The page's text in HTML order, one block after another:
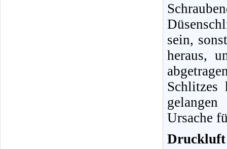
sein,
heraus,
Schlitzes
Ursache
Druckluft